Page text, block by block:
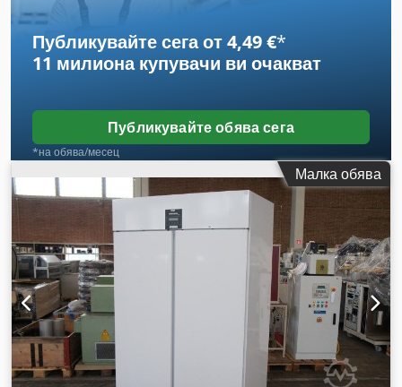
Публикувайте сега от 4,49 €*
11 милиона купувачи ви очакват
Публикувайте обява сега
*на обява/месец
Малка обява